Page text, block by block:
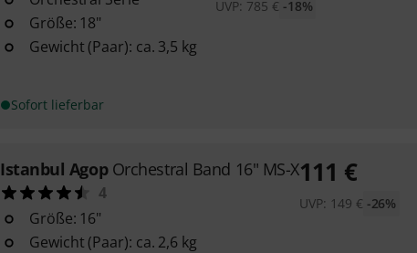
Größe: 18"
Gewicht (Paar): ca. 3,5 kg
Sofort lieferbar
UVP: 785 € -18%
Istanbul Agop Orchestral Band 16" MS-X
4
Größe: 16"
Gewicht (Paar): ca. 2,6 kg
111 €
UVP: 149 € -26%